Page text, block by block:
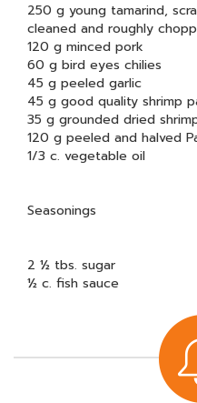
250 g young tamarind,
cleaned and roughly
120 g minced pork
60 g bird eyes chilies
45 g peeled garlic
45 g good quality shrimp
35 g grounded dried
120 g peeled and halved
1/3 c. vegetable oil
Seasonings
2 ½ tbs. sugar
½ c. fish sauce